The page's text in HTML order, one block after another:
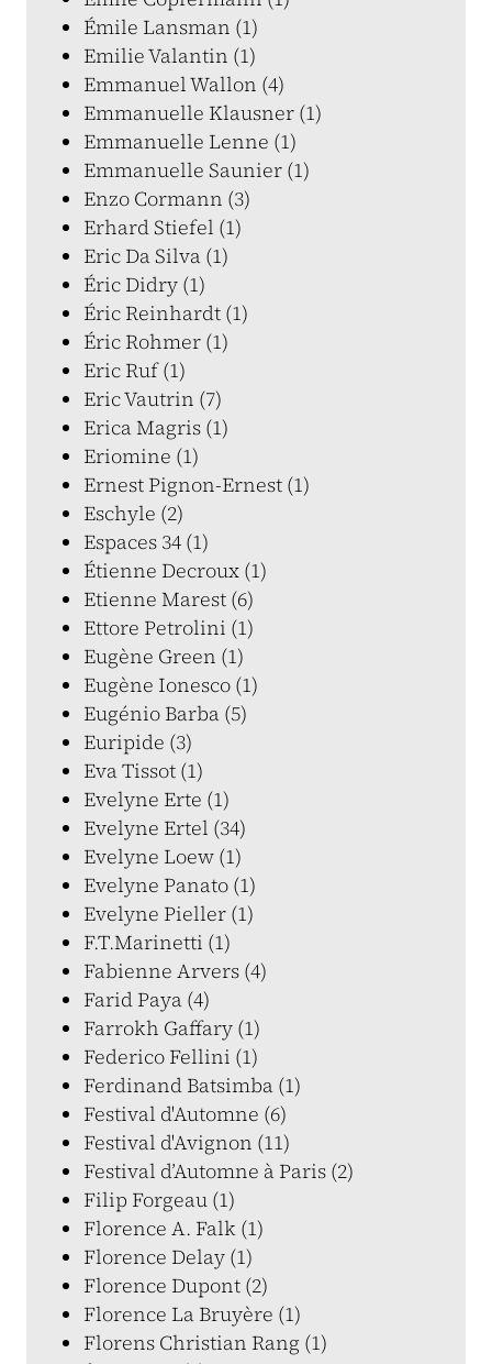
Émile Lansman (1)
Emilie Valantin (1)
Emmanuel Wallon (4)
Emmanuelle Klausner (1)
Emmanuelle Lenne (1)
Emmanuelle Saunier (1)
Enzo Cormann (3)
Erhard Stiefel (1)
Eric Da Silva (1)
Éric Didry (1)
Éric Reinhardt (1)
Éric Rohmer (1)
Eric Ruf (1)
Eric Vautrin (7)
Erica Magris (1)
Eriomine (1)
Ernest Pignon-Ernest (1)
Eschyle (2)
Espaces 34 (1)
Étienne Decroux (1)
Etienne Marest (6)
Ettore Petrolini (1)
Eugène Green (1)
Eugène Ionesco (1)
Eugénio Barba (5)
Euripide (3)
Eva Tissot (1)
Evelyne Erte (1)
Evelyne Ertel (34)
Evelyne Loew (1)
Evelyne Panato (1)
Evelyne Pieller (1)
F.T.Marinetti (1)
Fabienne Arvers (4)
Farid Paya (4)
Farrokh Gaffary (1)
Federico Fellini (1)
Ferdinand Batsimba (1)
Festival d'Automne (6)
Festival d'Avignon (11)
Festival d’Automne à Paris (2)
Filip Forgeau (1)
Florence A. Falk (1)
Florence Delay (1)
Florence Dupont (2)
Florence La Bruyère (1)
Florens Christian Rang (1)